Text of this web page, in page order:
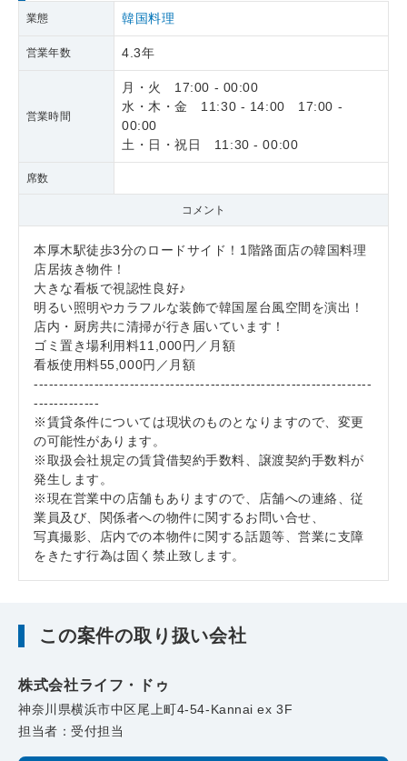
業態 韓国料理
営業年数 4.3年
営業時間
月・火 17:00 - 00:00
水・木・金 11:30 - 14:00 17:00 -
00:00
土・日・祝日 11:30 - 00:00
席数
コメント
本厚木駅徒歩3分のロードサイド！1階路面店の韓国料理
店居抜き物件！
大きな看板で視認性良好♪
明るい照明やカラフルな装飾で韓国屋台風空間を演出！
店内・厨房共に清掃が行き届いています！
ゴミ置き場利用料11,000円／月額
看板使用料55,000円／月額
-------------------------------------------------------------------
-------------
※賃貸条件については現状のものとなりますので、変更
の可能性があります。
※取扱会社規定の賃貸借契約手数料、譲渡契約手数料が
発生します。
※現在営業中の店舗もありますので、店舗への連絡、従
業員及び、関係者への物件に関するお問い合せ、
写真撮影、店内での本物件に関する話題等、営業に支障
をきたす行為は固く禁止致します。
この案件の取り扱い会社
株式会社ライフ・ドゥ
神奈川県横浜市中区尾上町4-54-Kannai ex 3F
担当者：受付担当